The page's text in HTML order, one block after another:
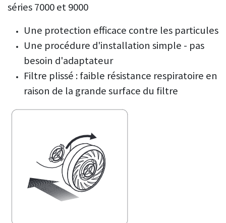
séries 7000 et 9000
Une protection efficace contre les particules
Une procédure d'installation simple - pas
besoin d'adaptateur
Filtre plissé : faible résistance respiratoire en
raison de la grande surface du filtre